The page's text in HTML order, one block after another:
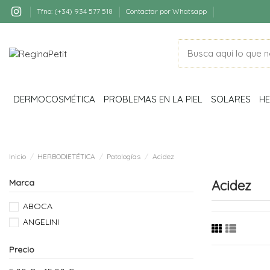
Tfno: (+34) 934 577 518 Contactar por Whatsapp
DERMOCOSMÉTICA PROBLEMAS EN LA PIEL SOLARES
Inicio HERBODIETÉTICA Patologías Acidez
Acidez
Marca
ABOCA
ANGELINI
Precio